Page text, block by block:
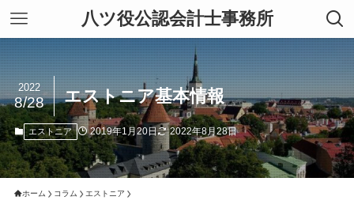
八ツ役公認会計士事務所
エストニア基本情報
2022
8/28
エストニア 2019年1月20日 2022年8月28日
ホーム コラム エストニア